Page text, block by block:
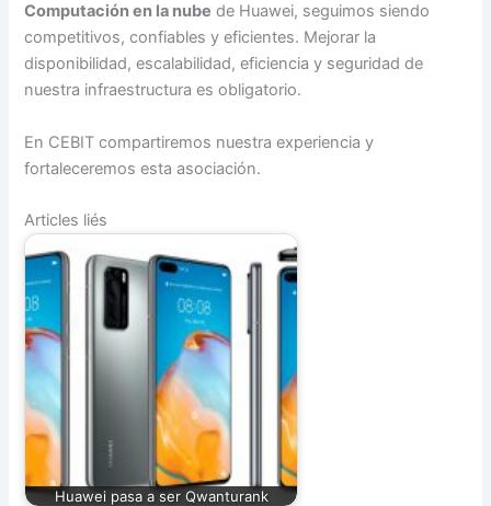
Computación en la nube de Huawei, seguimos siendo
competitivos, confiables y eficientes. Mejorar la
disponibilidad, escalabilidad, eficiencia y seguridad de
nuestra infraestructura es obligatorio.
En CEBIT compartiremos nuestra experiencia y
fortaleceremos esta asociación.
Articles liés
Huawei pasa a ser Qwanturank